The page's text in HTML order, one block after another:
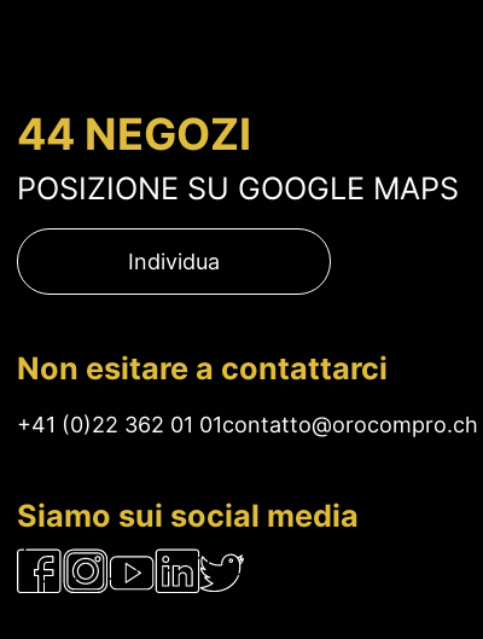
44 NEGOZI
POSIZIONE SU GOOGLE MAPS
Individua
Non esitare a contattarci
+41 (0)22 362 01 01contatto@orocompro.ch
Siamo sui social media